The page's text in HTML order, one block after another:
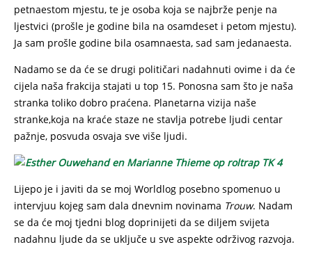
petnaestom mjestu, te je osoba koja se najbrže penje na
ljestvici (prošle je godine bila na osamdeset i petom mjestu).
Ja sam prošle godine bila osamnaesta, sad sam jedanaesta.
Nadamo se da će se drugi političari nadahnuti ovime i da će
cijela naša frakcija stajati u top 15. Ponosna sam što je naša
stranka toliko dobro praćena. Planetarna vizija naše
stranke,koja na kraće staze ne stavlja potrebe ljudi centar
pažnje, posvuda osvaja sve više ljudi.
Lijepo je i javiti da se moj Worldlog posebno spomenuo u
intervjuu kojeg sam dala dnevnim novinama Trouw. Nadam
se da će moj tjedni blog doprinijeti da se diljem svijeta
nadahnu ljude da se uključe u sve aspekte održivog razvoja.